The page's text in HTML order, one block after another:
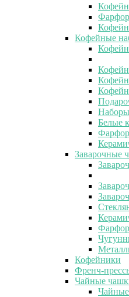
Кофейные
Белые
Заварочные
Кофейники
Френч-
Чайные